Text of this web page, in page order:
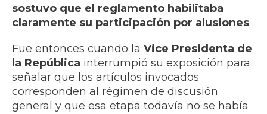
sostuvo que el reglamento habilitaba
claramente su participación por alusiones.
Fue entonces cuando la Vice Presidenta de
la República interrumpió su exposición para
señalar que los artículos invocados
corresponden al régimen de discusión
general y que esa etapa todavía no se había